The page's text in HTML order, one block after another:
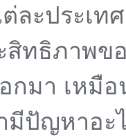
ละประเท
ทธิภาพข
กมา เห
มีปัญหาอะ